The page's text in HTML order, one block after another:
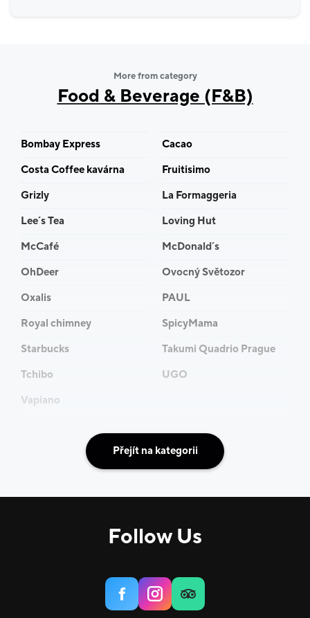
More from category
Food & Beverage (F&B)
Bombay Express
Cacao
Costa Coffee kavárna
Fruitisimo
Grizly
La Formaggeria
Lee´s Tea
Loving Hut
McCafé
McDonald´s
OhDeer
Ovocný Světozor
Oxalis
PAUL
Royal chimney
SpicyMama
Starbucks
Takumi Quadrio Prague
Tchibo
UGO
Vapiano
Přejít na kategorii
Follow Us